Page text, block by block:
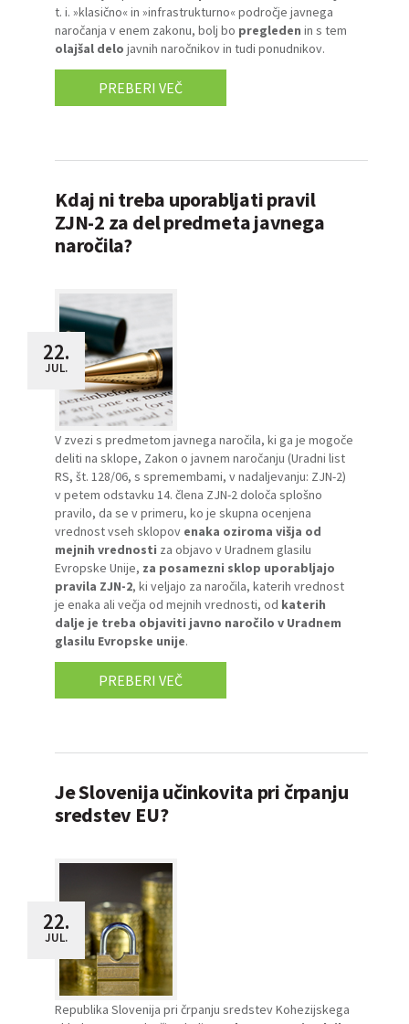
t. i. »klasično« in »infrastrukturno« področje javnega
naročanja v enem zakonu, bolj bo pregleden in s tem
olajšal delo javnih naročnikov in tudi ponudnikov.
PREBERI VEČ
Kdaj ni treba uporabljati pravil
ZJN-2 za del predmeta javnega
naročila?
22.
JUL.
V zvezi s predmetom javnega naročila, ki ga je mogoče
deliti na sklope, Zakon o javnem naročanju (Uradni list
RS, št. 128/06, s spremembami, v nadaljevanju: ZJN-2)
v petem odstavku 14. člena ZJN-2 določa splošno
pravilo, da se v primeru, ko je skupna ocenjena
vrednost vseh sklopov enaka oziroma višja od
mejnih vrednosti za objavo v Uradnem glasilu
Evropske Unije, za posamezni sklop uporabljajo
pravila ZJN-2, ki veljajo za naročila, katerih vrednost
je enaka ali večja od mejnih vrednosti, od katerih
dalje je treba objaviti javno naročilo v Uradnem
glasilu Evropske unije.
PREBERI VEČ
Je Slovenija učinkovita pri črpanju
sredstev EU?
22.
JUL.
Republika Slovenija pri črpanju sredstev Kohezijskega